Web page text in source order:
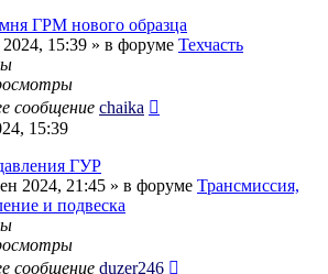
ГРМ нового образца
2024, 15:39 » в форуме Техчасть
сообщение chaika
15:39
ГУР
2024, 21:45 » в форуме Трансмиссия,
и подвеска
сообщение duzer246